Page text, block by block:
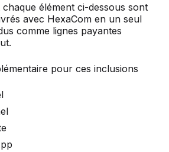
élément ci-dessous sont
avec HexaCom en un seul
comme lignes payantes
pour ces inclusions